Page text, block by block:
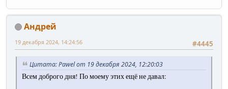
Андрей
#4445
19 декабря 2024, 14:24:56
Цитата: Pawel от 19 декабря 2024, 12:20:03
Всем доброго дня! По моему этих ещё не давал: